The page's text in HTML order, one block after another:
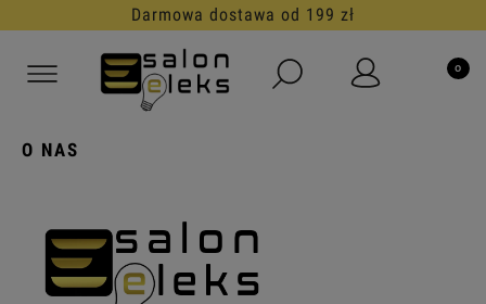
Darmowa dostawa od 199 zł
O NAS